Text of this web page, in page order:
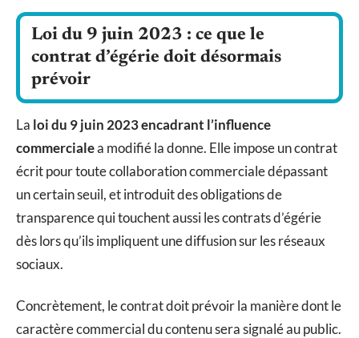
Loi du 9 juin 2023 : ce que le
contrat d’égérie doit désormais
prévoir
La loi du 9 juin 2023 encadrant l’influence
commercialea modifié la donne. Elle impose un contrat
écrit pour toute collaboration commerciale dépassant
un certain seuil, et introduit des obligations de
transparence qui touchent aussi les contrats d’égérie
dès lors qu’ils impliquent une diffusion sur les réseaux
sociaux.
Concrètement, le contrat doit prévoir la manière dont le
caractère commercial du contenu sera signalé au public.